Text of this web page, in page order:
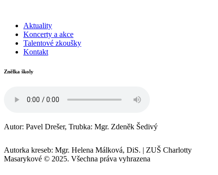
Aktuality
Koncerty a akce
Talentové zkoušky
Kontakt
Znělka školy
Autor: Pavel Drešer, Trubka: Mgr. Zdeněk Šedivý
Autorka kreseb: Mgr. Helena Málková, DiS. | ZUŠ Charlotty
Masarykové © 2025. Všechna práva vyhrazena